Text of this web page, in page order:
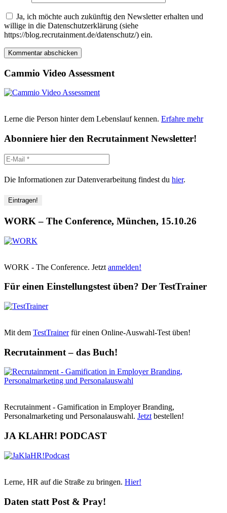
Ja, ich möchte auch zukünftig den Newsletter erhalten und
willige in die Datenschutzerklärung (siehe
https://blog.recrutainment.de/datenschutz/) ein.
Cammio Video Assessment
Lerne die Person hinter dem Lebenslauf kennen. Erfahre mehr
Abonniere hier den Recrutainment Newsletter!
Die Informationen zur Datenverarbeitung findest du hier.
WORK – The Conference, München, 15.10.26
WORK - The Conference. Jetzt anmelden!
Für einen Einstellungstest üben? Der TestTrainer
Mit dem TestTrainerfür einen Online-Auswahl-Test üben!
Recrutainment – das Buch!
Recrutainment - Gamification in Employer Branding,
Personalmarketing und Personalauswahl. Jetzt bestellen!
JA KLAHR! PODCAST
Lerne, HR auf die Straße zu bringen. Hier!
Daten statt Post & Pray!